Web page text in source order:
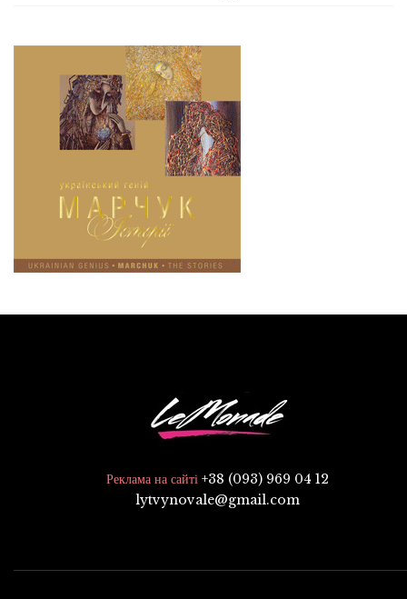
Реклама на сайті +38 (093) 969 04 12
lytvynovale@gmail.com